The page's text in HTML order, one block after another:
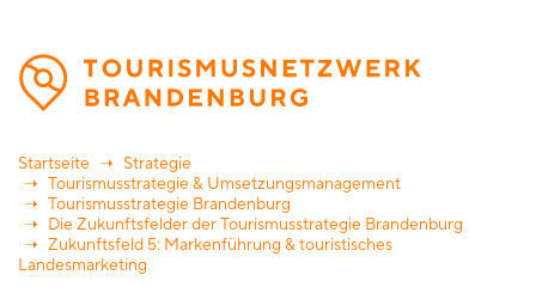
Direkt
zum
Inhalt
Startseite
Strategie
Tourismusstrategie & Umsetzungsmanagement
Tourismusstrategie Brandenburg
Die Zukunftsfelder der Tourismusstrategie Brandenburg
Zukunftsfeld 5: Markenführung & touristisches
Landesmarketing